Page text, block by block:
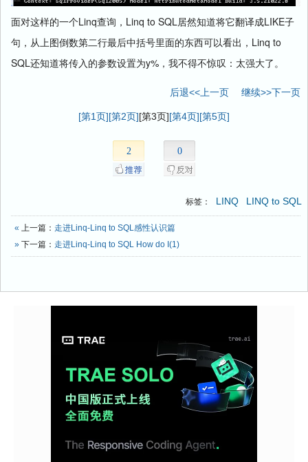
面对这样的一个Linq查询， Linq to SQL 居然知道将它翻译成LIKE子
句，从上图倒数第二行最后中括号里面的东西可以看出， Linq to
SQL还知道将传入的参数设置为y% ，我不得不惊叹：太强大了。
后退<<上一页 继续>>下一页
[第1页][第2页][第3页][第4页][第5页]
2 0
标签： LINQ LINQ to SQL
« 上一篇： 走进Linq-Linq to SQL感性认识篇
» 下一篇： 走进Linq-Linq to SQL How do I(1)